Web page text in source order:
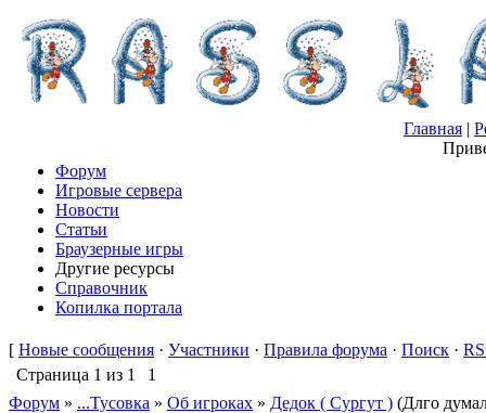
Главная |
Форум
Игровые сервера
Новости
Статьи
Браузерные игры
Другие ресурсы
Справочник
Копилка портала
[ Новые сообщения · Участники · Правила форума · Поиск ·
Страница 1 из 1
1
Форум » ...Тусовка » Об игроках » Дедок ( Сургут ) (Длго